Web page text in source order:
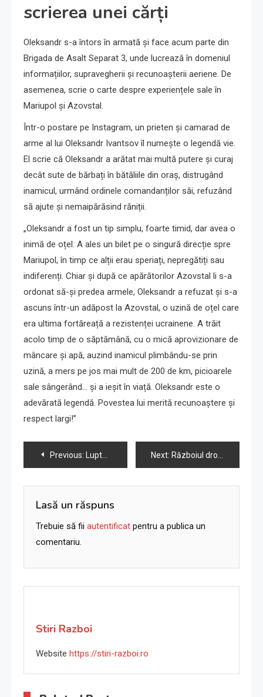
scrierea unei cărți
Oleksandr s-a întors în armată și face acum parte din
Brigada de Asalt Separat 3, unde lucrează în domeniul
informațiilor, supravegherii și recunoașterii aeriene. De
asemenea, scrie o carte despre experiențele sale în
Mariupol și Azovstal.
Într-o postare pe Instagram, un prieten și camarad de
arme al lui Oleksandr Ivantsov îl numește o legendă vie.
El scrie că Oleksandr a arătat mai multă putere și curaj
decât sute de bărbați în bătăliile din oraș, distrugând
inamicul, urmând ordinele comandanților săi, refuzând
să ajute și nemaipărăsind răniții.
„Oleksandr a fost un tip simplu, foarte timid, dar avea o
inimă de oțel. A ales un bilet pe o singură direcție spre
Mariupol, în timp ce alții erau speriați, nepregătiți sau
indiferenți. Chiar și după ce apărătorilor Azovstal li s-a
ordonat să-și predea armele, Oleksandr a refuzat și s-a
ascuns într-un adăpost la Azovstal, o uzină de oțel care
era ultima fortăreață a rezistenței ucrainene. A trăit
acolo timp de o săptămână, cu o mică aprovizionare de
mâncare și apă, auzind inamicul plimbându-se prin
uzină, a mers pe jos mai mult de 200 de km, picioarele
sale sângerând… și a ieșit în viață. Oleksandr este o
adevărată legendă. Povestea lui merită recunoaștere și
respect largi!”
Navigare
în
articole
Previous: Lupta pentru Avdiivka: Ucraina rezistă cel mai mare asalt rusesc asupra orașului din 2014 Next: Războiul dronelor: poate Ucraina păstra avantajul său asimetric?
Lasă un răspuns
Trebuie să fii autentificat pentru a publica un
comentariu.
Stiri Razboi
Website https://stiri-razboi.ro